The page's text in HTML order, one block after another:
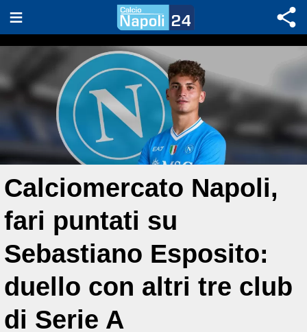
Calciomercato Napoli,
fari puntati su
Sebastiano Esposito:
duello con altri tre club
di Serie A